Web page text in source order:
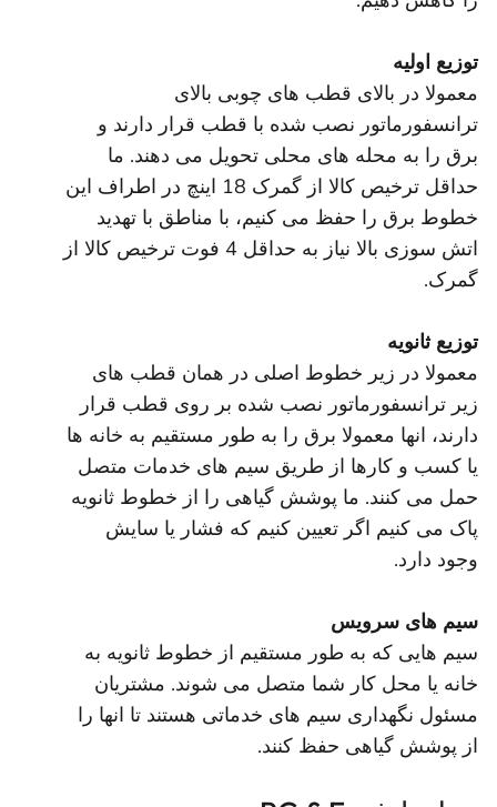
توزیع اولیه
معمولا در بالای قطب های چوبی بالای
ترانسفورماتور نصب شده با قطب قرار دارند و
برق را به محله های محلی تحویل می دهند. ما
حداقل ترخیص کالا از گمرک 18 اینچ در اطراف این
خطوط برق را حفظ می کنیم، با مناطق با تهدید
اتش سوزی بالا نیاز به حداقل 4 فوت ترخیص کالا از
گمرک.
توزیع ثانویه
معمولا در زیر خطوط اصلی در همان قطب های
زیر ترانسفورماتور نصب شده بر روی قطب قرار
دارند، انها معمولا برق را به طور مستقیم به خانه ها
یا کسب و کارها از طریق سیم های خدمات متصل
حمل می کنند. ما پوشش گیاهی را از خطوط ثانویه
پاک می کنیم اگر تعیین کنیم که فشار یا سایش
وجود دارد.
سیم های سرویس
سیم هایی که به طور مستقیم از خطوط ثانویه به
خانه یا محل کار شما متصل می شوند. مشتریان
مسئول نگهداری سیم های خدماتی هستند تا انها را
از پوشش گیاهی حفظ کنند.